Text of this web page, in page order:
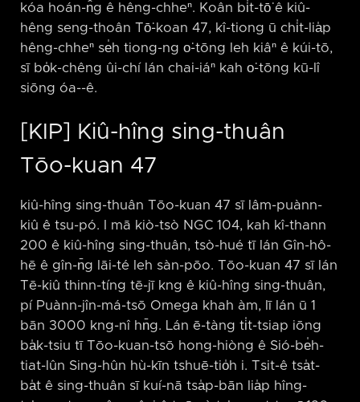
kóa hoán-n̂g ê hêng-chheⁿ. Koân bi̍t-tō͘ ê kiû-
hêng seng-thoân Tō͘-koan 47, kî-tiong ū chi̍t-lia̍p
hêng-chheⁿ se̍h tiong-ng o͘-tōng leh kiâⁿ ê kúi-tō,
sī bo̍k-chêng ûi-chí lán chai-iáⁿ kah o͘-tōng kū-lî
siōng óa-⁠-ê.
[KIP] Kiû-hîng sing-thuân
Tōo-kuan 47
kiû-hîng sing-thuân Tōo-kuan 47 sī lâm-puànn-
kiû ê tsu-pó. I mā kiò-tsò NGC 104, kah kî-thann
200 ê kiû-hîng sing-thuân, tsò-hué tī lán Gîn-hô-
hē ê gîn-n̄g lāi-té leh sàn-pōo. Tōo-kuan 47 sī lán
Tē-kiû thinn-tíng tē-jī kng ê kiû-hîng sing-thuân,
pí Puànn-jîn-má-tsō Omega khah àm, lī lán ū 1
bān 3000 kng-nî hn̄g. Lán ē-tàng ti̍t-tsiap iōng
ba̍k-tsiu tī Tōo-kuan-tsō hong-hiòng ê Sió-be̍h-
tiat-lûn Sing-hûn hù-kīn tshuē-tio̍h i. Tsit-ê tsa̍t-
ba̍t ê sing-thuân sī kuí-nā tsa̍p-bān lia̍p hîng-